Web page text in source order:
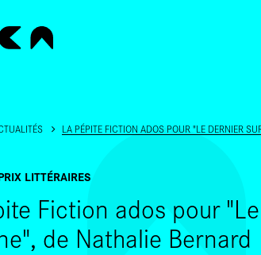
LA PÉPITE FICTION ADOS POUR "LE DERNIER
LITTÉRAIRES
Fiction ados pour
de Nathalie Bernard